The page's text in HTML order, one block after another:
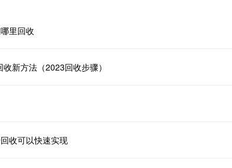
里回收
新方法（2023回收步骤）
收可以快速实现